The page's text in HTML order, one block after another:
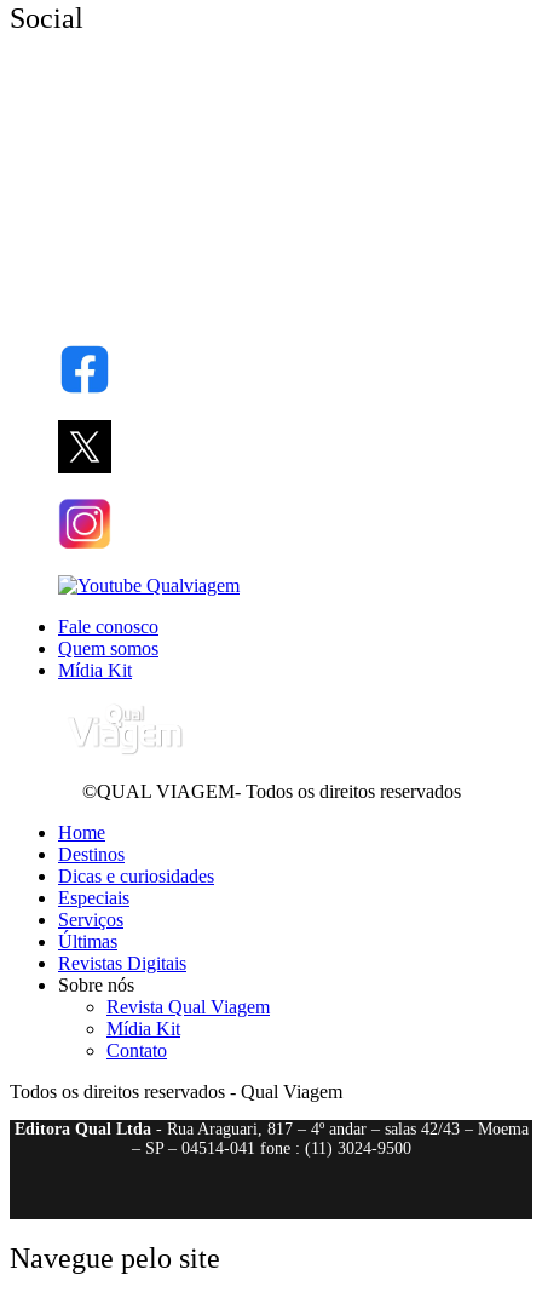
Social
Fale conosco
Quem somos
Mídia Kit
©QUAL VIAGEM- Todos os direitos reservados
Home
Destinos
Dicas e curiosidades
Especiais
Serviços
Últimas
Revistas Digitais
Sobre nós
Revista Qual Viagem
Mídia Kit
Contato
Todos os direitos reservados - Qual Viagem
Editora Qual Ltda- Rua Araguari, 817 – 4º andar – salas 42/43 – Moema
– SP – 04514-041 fone : (11) 3024-9500
Navegue pelo site